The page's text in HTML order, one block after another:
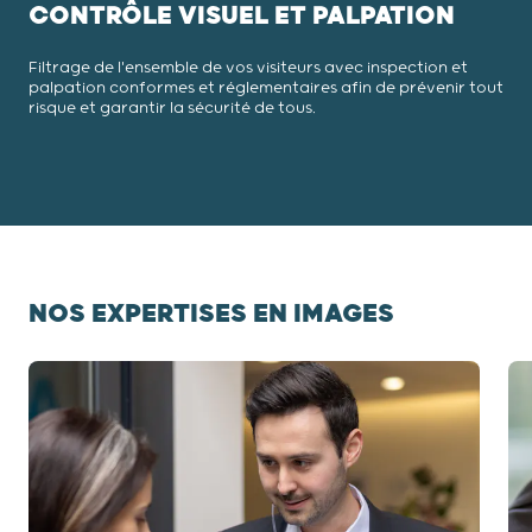
CONTRÔLE VISUEL ET PALPATION
Filtrage de l'ensemble de vos visiteurs avec inspection et
palpation conformes et réglementaires afin de prévenir tout
risque et garantir la sécurité de tous.
NOS EXPERTISES EN IMAGES
Diapositive 1 / 3